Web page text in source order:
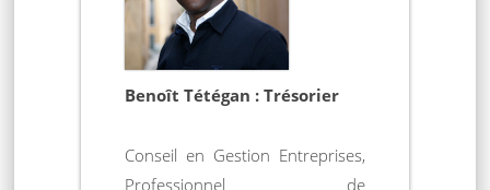
Benoît Tétégan : Trésorier
Conseil en Gestion Entreprises,
Professionnel de